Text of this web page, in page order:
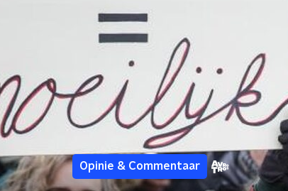
Opinie & Commentaar